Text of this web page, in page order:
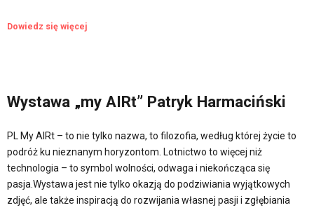
Dowiedz się więcej
Wystawa „my AIRt” Patryk Harmaciński
PL My AIRt – to nie tylko nazwa, to filozofia, według której życie to
podróż ku nieznanym horyzontom. Lotnictwo to więcej niż
technologia – to symbol wolności, odwaga i niekończąca się
pasja.Wystawa jest nie tylko okazją do podziwiania wyjątkowych
zdjęć, ale także inspiracją do rozwijania własnej pasji i zgłębiania